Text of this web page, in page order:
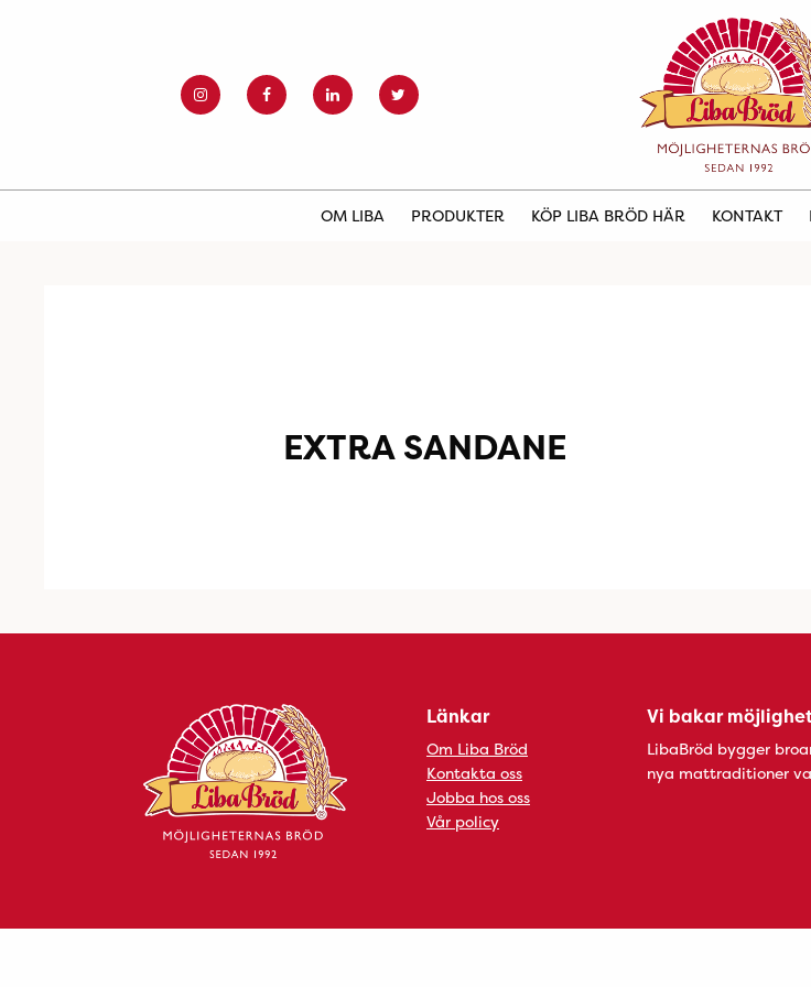
OM LIBA PRODUKTER KÖP LIBA BRÖD HÄR KONTAKT
EXTRA SANDANE
Länkar
Om Liba Bröd
Kontakta oss
Jobba hos oss
Vår policy
Vi bakar
LibaBröd bygger
nya mattraditioner